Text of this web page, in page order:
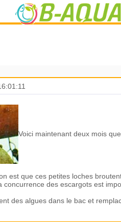
Voici maintenant deux mois
est que ces petites loches
concurrence des escargots est
des algues dans le bac et